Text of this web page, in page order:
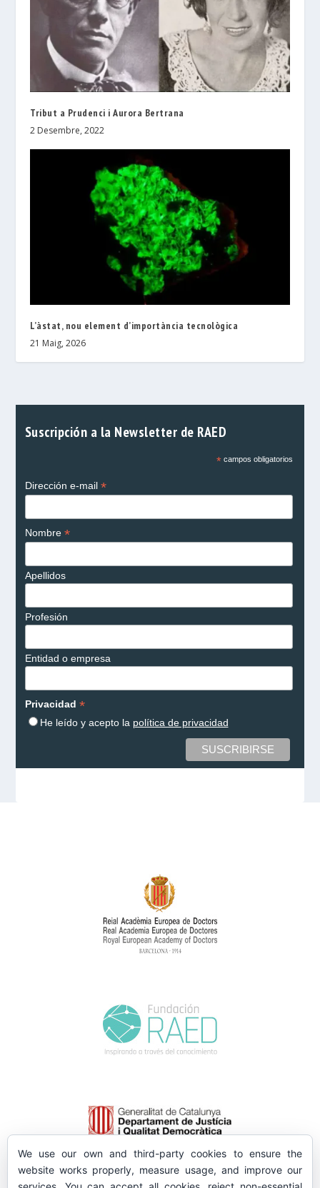
Tribut a Prudenci i Aurora Bertrana
2 Desembre, 2022
L’àstat, nou element d’importància tecnològica
21 Maig, 2026
Suscripción a la Newsletter de RAED
*campos obligatorios
Dirección e-mail *
Nombre *
Apellidos
Profesión
Entidad o empresa
Privacidad *
He leído y acepto la política de privacidad
We use our own and third-party cookies to ensure the
website works properly, measure usage, and improve our